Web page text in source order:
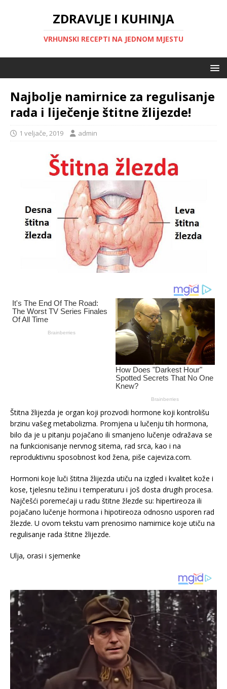
ZDRAVLJE I KUHINJA
VRHUNSKI RECEPTI NA JEDNOM MJESTU
Najbolje namirnice za regulisanje
rada i liječenje štitne žlijezde!
1 veljače, 2019 admin
Štitna žlijezda je organ koji prozvodi hormone koji kontrolišu
brzinu vašeg metabolizma. Promjena u lučenju tih hormona,
bilo da je u pitanju pojačano ili smanjeno lučenje odražava se
na funkcionisanje nervnog sitema, rad srca, kao i na
reproduktivnu sposobnost kod žena, piše cajeviza.com.
Hormoni koje luči štitna žlijezda utiču na izgled i kvalitet kože i
kose, tjelesnu težinu i temperaturu i još dosta drugih procesa.
Najčešći poremećaji u radu štitne žlezde su: hipertireoza ili
pojačano lučenje hormona i hipotireoza odnosno usporen rad
žlezde. U ovom tekstu vam prenosimo namirnice koje utiču na
regulisanje rada štitne žlijezde.
Ulja, orasi i sjemenke